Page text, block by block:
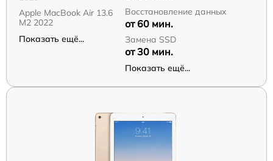
Apple MacBook Air 13.6
M2 2022
Показать ещё...
Восстановление данных
от 60 мин.
Замена SSD
от 30 мин.
Показать ещё...